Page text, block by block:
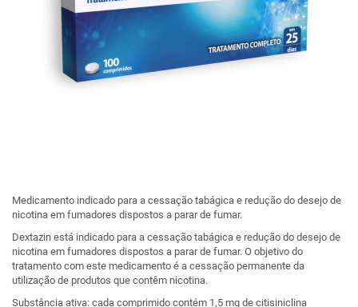
Medicamento indicado para a cessação tabágica e redução do desejo de
nicotina em fumadores dispostos a parar de fumar.
Dextazin está indicado para a cessação tabágica e redução do desejo de
nicotina em fumadores dispostos a parar de fumar. O objetivo do
tratamento com este medicamento é a cessação permanente da
utilização de produtos que contêm nicotina.
Substância ativa: cada comprimido contém 1,5 mg de citisiniclina